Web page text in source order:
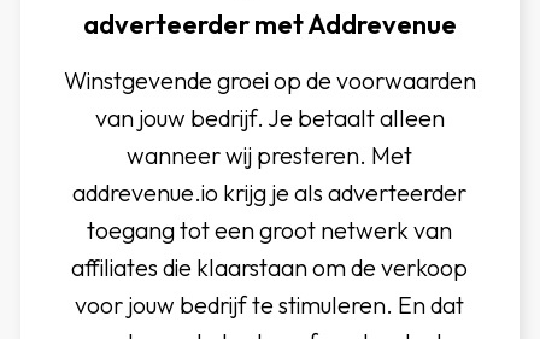
adverteerder met Addrevenue
Winstgevende groei op de voorwaarden
van jouw bedrijf. Je betaalt alleen
wanneer wij presteren. Met
addrevenue.io krijg je als adverteerder
toegang tot een groot netwerk van
affiliates die klaarstaan om de verkoop
voor jouw bedrijf te stimuleren. En dat